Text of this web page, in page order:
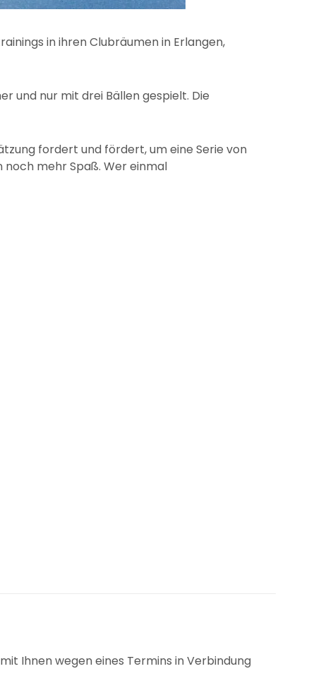
in ihren Clubräumen in Erlangen,
und nur mit drei Bällen gespielt. Die
fordert und fördert, um eine Serie von
noch mehr Spaß. Wer einmal
Ihnen wegen eines Termins in Verbindung